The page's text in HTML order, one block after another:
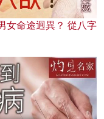
女命途迥異？ 從八字